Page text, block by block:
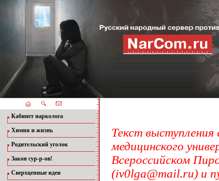
Кабинет нарколога
Химия и жизнь
Родительский уголок
Закон сур-р-ов!
Сверхценные идеи
Текст
медицинского
Всероссийском
(iv0lga@mail.ru) и